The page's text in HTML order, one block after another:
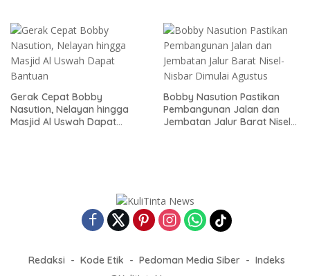
Gerak Cepat Bobby
Nasution, Nelayan hingga
Masjid Al Uswah Dapat
Bobby Nasution Pastikan
Pembangunan Jalan dan
Jembatan Jalur Barat Nisel-
Redaksi Kode Etik Pedoman Media Siber
Indeks